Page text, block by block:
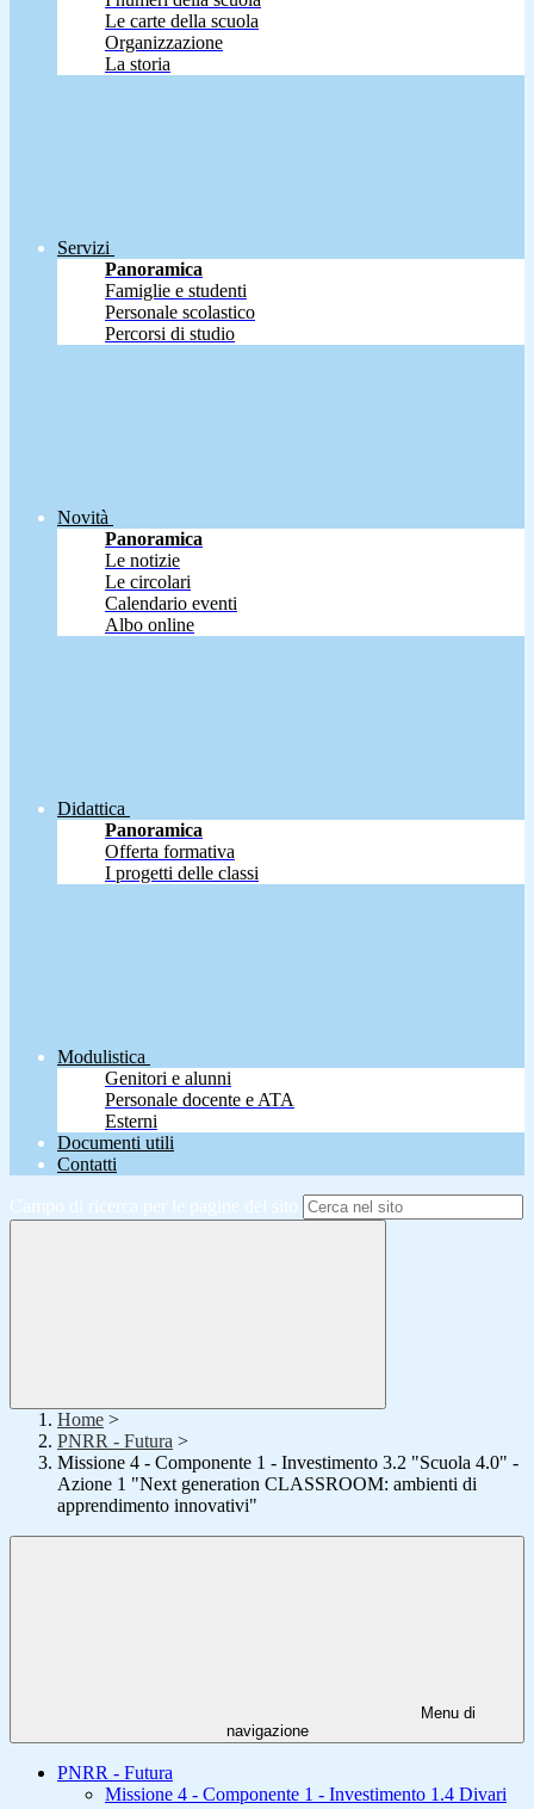
Le carte della scuola
Organizzazione
La storia
Servizi
Panoramica
Famiglie e studenti
Personale scolastico
Percorsi di studio
Novità
Panoramica
Le notizie
Le circolari
Calendario eventi
Albo online
Didattica
Panoramica
Offerta formativa
I progetti delle classi
Modulistica
Genitori e alunni
Personale docente e ATA
Esterni
Documenti utili
Contatti
Campo di ricerca per le pagine del sito
Home >
PNRR - Futura >
Missione 4 - Componente 1 - Investimento 3.2 "Scuola 4.0" -
Azione 1 "Next generation CLASSROOM: ambienti di
apprendimento innovativi"
Menu di
navigazione
PNRR - Futura
Missione 4 - Componente 1 - Investimento 1.4 Divari